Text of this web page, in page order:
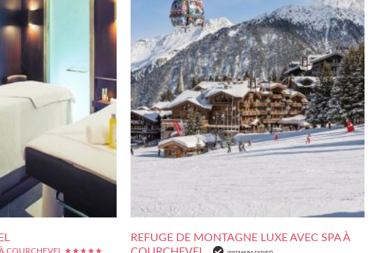
À COURCHEVEL ★★★★★
REFUGE DE MONTAGNE LUXE AVEC SPA À